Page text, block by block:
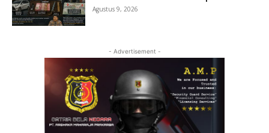
Agustus 9, 2026
- Advertisement -